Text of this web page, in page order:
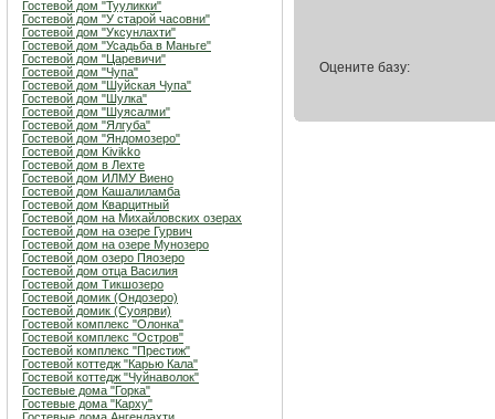
Гостевой дом "Тууликки"
Гостевой дом "У старой часовни"
Гостевой дом "Уксунлахти"
Гостевой дом "Усадьба в Маньге"
Гостевой дом "Царевичи"
Гостевой дом "Чупа"
Гостевой дом "Шуйская Чупа"
Гостевой дом "Шулка"
Гостевой дом "Шуясалми"
Гостевой дом "Ялгуба"
Гостевой дом "Яндомозеро"
Гостевой дом Kivikko
Гостевой дом в Лехте
Гостевой дом ИЛМУ Виено
Гостевой дом Кашалиламба
Гостевой дом Кварцитный
Гостевой дом на Михайловских озерах
Гостевой дом на озере Гурвич
Гостевой дом на озере Мунозеро
Гостевой дом озеро Пяозеро
Гостевой дом отца Василия
Гостевой дом Тикшозеро
Гостевой домик (Ондозеро)
Гостевой домик (Суоярви)
Гостевой комплекс "Олонка"
Гостевой комплекс "Остров"
Гостевой комплекс "Престиж"
Гостевой коттедж "Карью Кала"
Гостевой коттедж "Чуйнаволок"
Гостевые дома "Горка"
Гостевые дома "Карху"
Оцените базу: